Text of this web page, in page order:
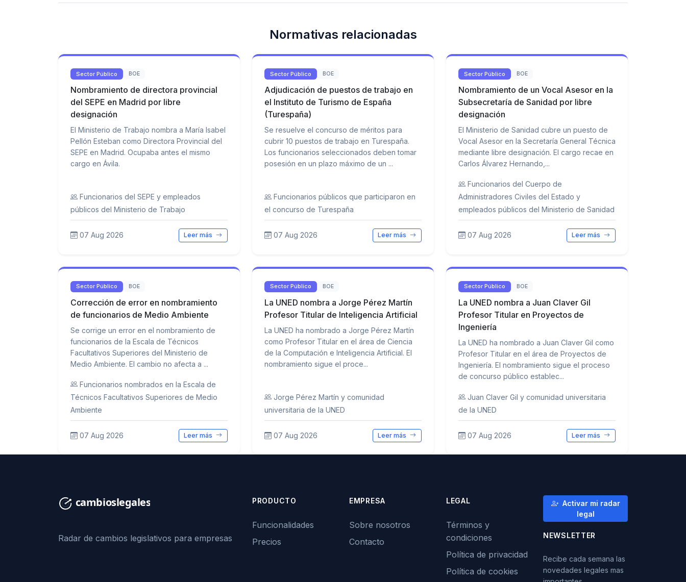
Normativas relacionadas
Sector Público BOE
Nombramiento de directora provincial
del SEPE en Madrid por libre
designación
El Ministerio de Trabajo nombra a María Isabel
Pellón Esteban como Directora Provincial del
SEPE en Madrid. Ocupaba antes el mismo
cargo en Ávila.
Funcionarios del SEPE y empleados
públicos del Ministerio de Trabajo
07 Aug 2026 Leer más
Sector Público BOE
Adjudicación de puestos de trabajo en
el Instituto de Turismo de España
(Turespaña)
Se resuelve el concurso de méritos para
cubrir 10 puestos de trabajo en Turespaña.
Los funcionarios seleccionados deben tomar
posesión en un plazo máximo de un ...
Funcionarios públicos que participaron en
el concurso de Turespaña
07 Aug 2026 Leer más
Sector Público BOE
Nombramiento de un Vocal Asesor en la
Subsecretaría de Sanidad por libre
designación
El Ministerio de Sanidad cubre un puesto de
Vocal Asesor en la Secretaría General Técnica
mediante libre designación. El cargo recae en
Carlos Álvarez Hernando,...
Funcionarios del Cuerpo de
Administradores Civiles del Estado y
empleados públicos del Ministerio de Sanidad
07 Aug 2026 Leer más
Sector Público BOE
Corrección de error en nombramiento
de funcionarios de Medio Ambiente
Se corrige un error en el nombramiento de
funcionarios de la Escala de Técnicos
Facultativos Superiores del Ministerio de
Medio Ambiente. El cambio no afecta a ...
Funcionarios nombrados en la Escala de
Técnicos Facultativos Superiores de Medio
Ambiente
07 Aug 2026 Leer más
Sector Público BOE
La UNED nombra a Jorge Pérez Martín
Profesor Titular de Inteligencia Artificial
La UNED ha nombrado a Jorge Pérez Martín
como Profesor Titular en el área de Ciencia
de la Computación e Inteligencia Artificial. El
nombramiento sigue el proce...
Jorge Pérez Martín y comunidad
universitaria de la UNED
07 Aug 2026 Leer más
Sector Público BOE
La UNED nombra a Juan Claver Gil
Profesor Titular en Proyectos de
Ingeniería
La UNED ha nombrado a Juan Claver Gil como
Profesor Titular en el área de Proyectos de
Ingeniería. El nombramiento sigue el proceso
de concurso público establec...
Juan Claver Gil y comunidad universitaria
de la UNED
07 Aug 2026 Leer más
Radar de cambios legislativos para empresas
PRODUCTO
Funcionalidades
Precios
EMPRESA
Sobre nosotros
Contacto
LEGAL
Términos y
condiciones
Política de privacidad
Política de cookies
Activar mi radar
legal
NEWSLETTER
Recibe cada semana las
novedades legales mas